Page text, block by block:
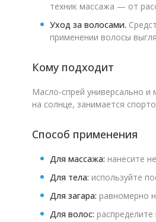
техник массажа — от
Уход за волосами.
применении волосы
Кому подходит
Масло-спрей универсально
на солнце, занимается
Способ применения
Для массажа: нанесите
Для тела: используйте
Для загара: равномерно
Для волос: